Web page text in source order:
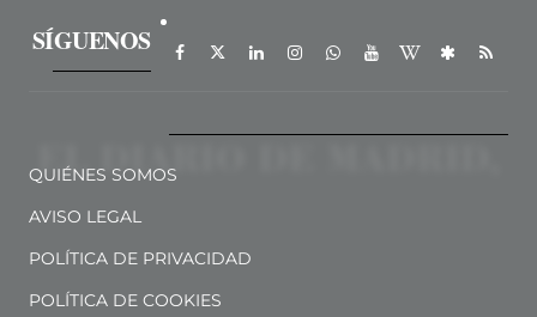
SÍGUENOS
QUIÉNES SOMOS
AVISO LEGAL
POLÍTICA DE PRIVACIDAD
POLÍTICA DE COOKIES